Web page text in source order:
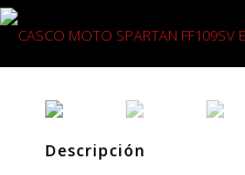
Descripción